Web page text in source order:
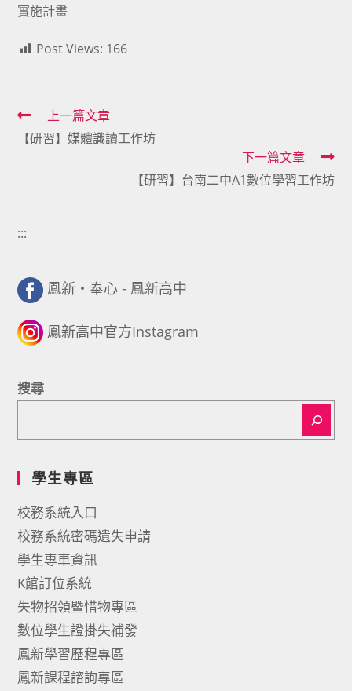
實施計畫
Post Views: 166
Read
more
上一篇文章
【研習】媒體識讀工作坊
下一篇文章
【研習】台南二中A1數位學習工作坊
:::
鳳新・奉心 - 鳳新高中
鳳新高中官方Instagram
搜尋
學生專區
校務系統入口
校務系統密碼遺失申請
學生專車資訊
K館訂位系統
失物招領暨惜物專區
數位學生證掛失補發
鳳新學習歷程專區
鳳新課程諮詢專區